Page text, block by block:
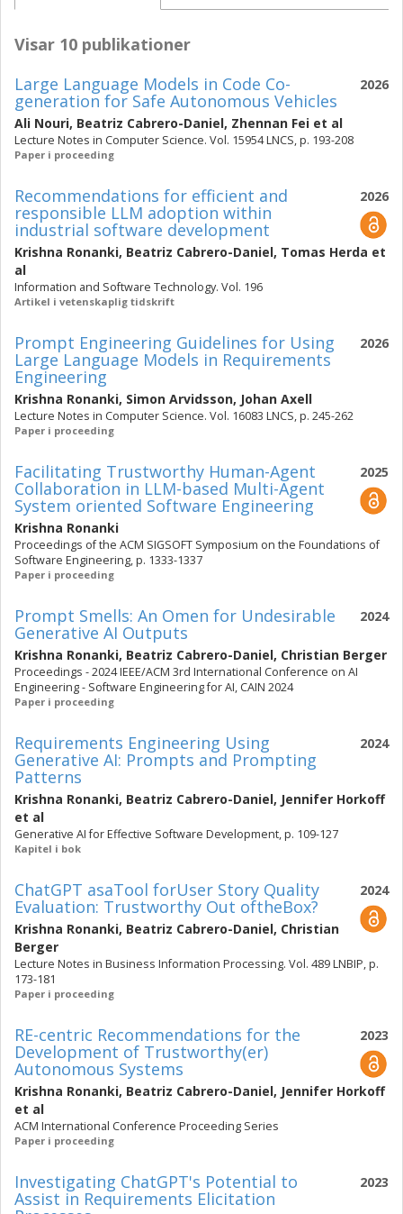
Visar 10 publikationer
2026
Large Language Models in Code Co-
generation for Safe Autonomous Vehicles
Ali Nouri, Beatriz Cabrero-Daniel, Zhennan Fei et al
Lecture Notes in Computer Science. Vol. 15954 LNCS, p. 193-208
Paper i proceeding
2026
Recommendations for efficient and
responsible LLM adoption within
industrial software development
Krishna Ronanki, Beatriz Cabrero-Daniel, Tomas Herda et
al
Information and Software Technology. Vol. 196
Artikel i vetenskaplig tidskrift
2026
Prompt Engineering Guidelines for Using
Large Language Models in Requirements
Engineering
Krishna Ronanki, Simon Arvidsson, Johan Axell
Lecture Notes in Computer Science. Vol. 16083 LNCS, p. 245-262
Paper i proceeding
2025
Facilitating Trustworthy Human-Agent
Collaboration in LLM-based Multi-Agent
System oriented Software Engineering
Krishna Ronanki
Proceedings of the ACM SIGSOFT Symposium on the Foundations of
Software Engineering, p. 1333-1337
Paper i proceeding
2024
Prompt Smells: An Omen for Undesirable
Generative AI Outputs
Krishna Ronanki, Beatriz Cabrero-Daniel, Christian Berger
Proceedings - 2024 IEEE/ACM 3rd International Conference on AI
Engineering - Software Engineering for AI, CAIN 2024
Paper i proceeding
2024
Requirements Engineering Using
Generative AI: Prompts and Prompting
Patterns
Krishna Ronanki, Beatriz Cabrero-Daniel, Jennifer Horkoff
et al
Generative AI for Effective Software Development, p. 109-127
Kapitel i bok
2024
ChatGPT asaTool forUser Story Quality
Evaluation: Trustworthy Out oftheBox?
Krishna Ronanki, Beatriz Cabrero-Daniel, Christian
Berger
Lecture Notes in Business Information Processing. Vol. 489 LNBIP, p.
173-181
Paper i proceeding
2023
RE-centric Recommendations for the
Development of Trustworthy(er)
Autonomous Systems
Krishna Ronanki, Beatriz Cabrero-Daniel, Jennifer Horkoff
et al
ACM International Conference Proceeding Series
Paper i proceeding
2023
Investigating ChatGPT's Potential to
Assist in Requirements Elicitation